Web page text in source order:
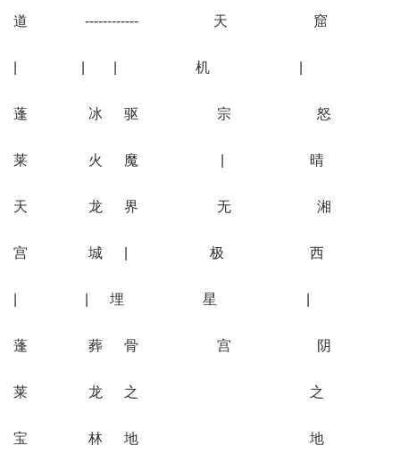
道 ------------ 天 窟
| | | 机 |
蓬 冰 驱 宗 怒
莱 火 魔 | 晴
天 龙 界 无 湘
宫 城 | 极 西
| | 埋 星 |
蓬 葬 骨 宫 阴
莱 龙 之 之
宝 林 地 地